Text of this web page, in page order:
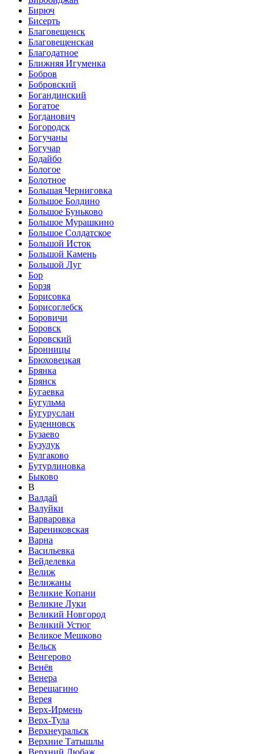
Бирюч
Бисерть
Благовещенск
Благовещенская
Благодатное
Ближняя Игуменка
Бобров
Бобровский
Богандинский
Богатое
Богданович
Богородск
Богучаны
Богучар
Бодайбо
Бологое
Болотное
Большая Черниговка
Большое Болдино
Большое Буньково
Большое Мурашкино
Большое Солдатское
Большой Исток
Большой Камень
Большой Луг
Бор
Борзя
Борисовка
Борисоглебск
Боровичи
Боровск
Боровский
Бронницы
Брюховецкая
Брянка
Брянск
Бугаевка
Бугульма
Бугуруслан
Буденновск
Бузаево
Бузулук
Булгаково
Бутурлиновка
Быково
В
Валдай
Валуйки
Варваровка
Варениковская
Варна
Васильевка
Вейделевка
Велиж
Велижаны
Великие Копани
Великие Луки
Великий Новгород
Великий Устюг
Великое Мешково
Вельск
Венгерово
Венёв
Венера
Верещагино
Верея
Верх-Ирмень
Верх-Тула
Верхнеуральск
Верхние Татышлы
Верхний Любаж